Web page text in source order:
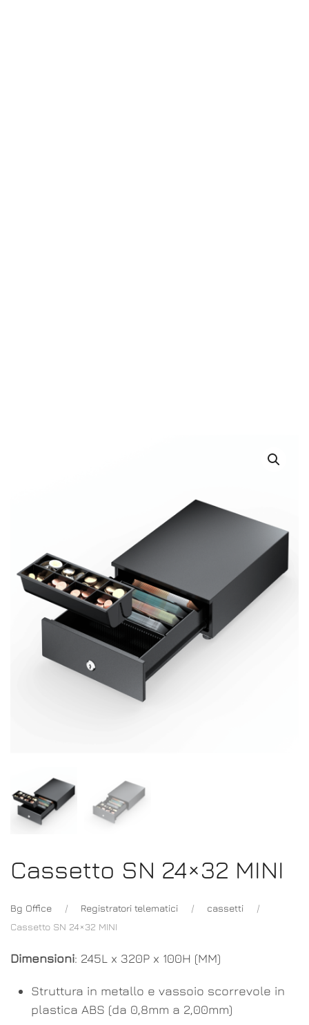
Cassetto SN 24×32 MINI
Bg Office Registratori telematici
cassetti
Cassetto SN 24×32 MINI
Dimensioni: 245L x 320P x 100H (MM)
Struttura in metallo e vassoio scorrevole in
plastica ABS (da 0,8mm a 2,00mm)